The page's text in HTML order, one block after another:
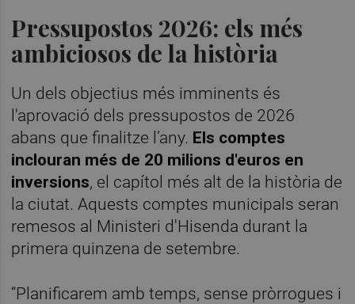
Pressupostos 2026: els més
ambiciosos de la història
Un dels objectius més imminents és
l'aprovació dels pressupostos de 2026
abans que finalitze l’any. Els comptes
inclouran més de 20 milions d'euros en
inversions, el capítol més alt de la història de
la ciutat. Aquests comptes municipals seran
remesos al Ministeri d'Hisenda durant la
primera quinzena de setembre.
“Planificarem amb temps, sense pròrrogues i